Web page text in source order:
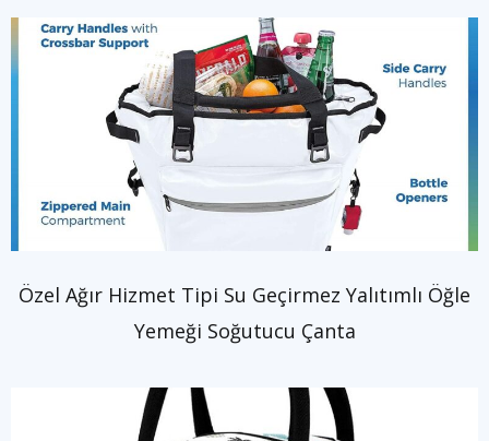
Özel Ağır Hizmet Tipi Su Geçirmez Yalıtımlı Öğle
Yemeği Soğutucu Çanta